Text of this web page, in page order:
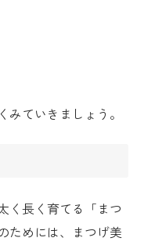
ていきましょう。
く長く育てる「まつ
ためには、まつげ美